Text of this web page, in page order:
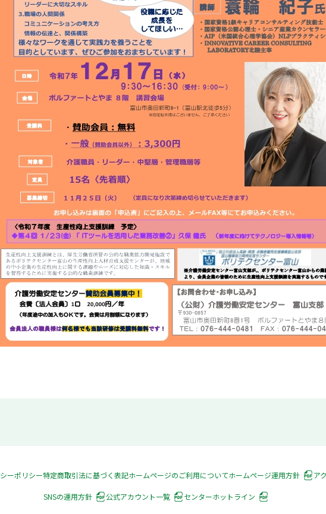
ーポリシー特定商取引法に基づく表記ホームページのご利用についてホームページ運用方針 ア
SNSの運用方針 公式アカウント一覧 センターホットライン